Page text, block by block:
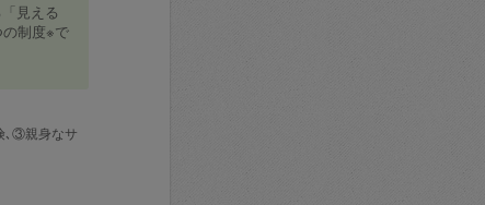
見える
制度※で
､③親身なサ